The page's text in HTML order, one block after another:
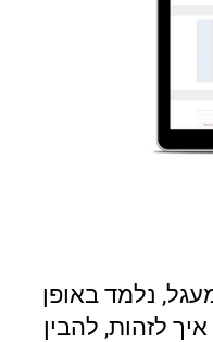
המעגל, נלמד באופן
לזהות, להבין